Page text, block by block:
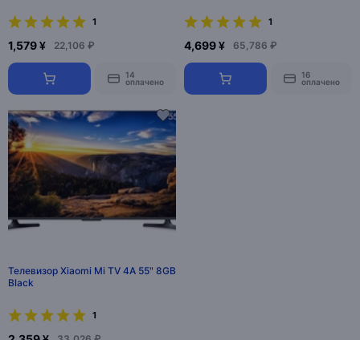
1
1,579 ¥ 22,106 ₽
14
оплачено
1
4,699 ¥ 65,786 ₽
16
оплачено
Телевизор Xiaomi Mi TV 4A 55" 8GB
Black
1